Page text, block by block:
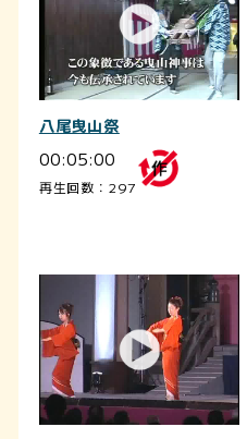
八尾曳山祭
00:05:00
再生回数：297